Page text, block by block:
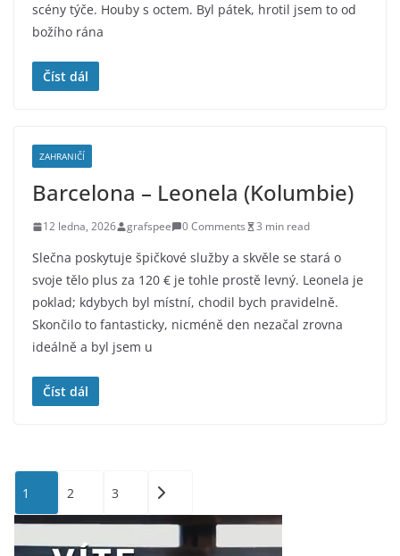
scény týče. Houby s octem. Byl pátek, hrotil jsem to od
božího rána
Číst dál
ZAHRANIČÍ
Barcelona – Leonela (Kolumbie)
12 ledna, 2026 grafspee 0 Comments 3 min read
Slečna poskytuje špičkové služby a skvěle se stará o
svoje tělo plus za 120 € je tohle prostě levný. Leonela je
poklad; kdybych byl místní, chodil bych pravidelně.
Skončilo to fantasticky, nicméně den nezačal zrovna
ideálně a byl jsem u
Číst dál
Stránkování
příspěvků
1 2 3